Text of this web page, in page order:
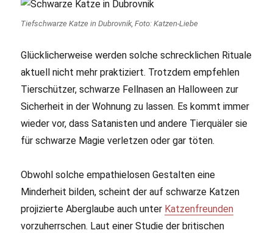
Tiefschwarze Katze in Dubrovnik, Foto: Katzen-Liebe
Glücklicherweise werden solche schrecklichen Rituale
aktuell nicht mehr praktiziert. Trotzdem empfehlen
Tierschützer, schwarze Fellnasen an Halloween zur
Sicherheit in der Wohnung zu lassen. Es kommt immer
wieder vor, dass Satanisten und andere Tierquäler sie
für schwarze Magie verletzen oder gar töten.
Obwohl solche empathielosen Gestalten eine
Minderheit bilden, scheint der auf schwarze Katzen
projizierte Aberglaube auch unter Katzenfreunden
vorzuherrschen. Laut einer Studie der britischen